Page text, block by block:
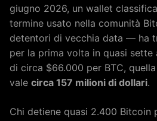
giugno 2026, un wallet
termine usato nella comunità
detentori di vecchia data — ha
per la prima volta in quasi sette
di circa $66.000 per BTC,
vale circa 157 milioni di dollari.
Chi detiene quasi 2.400 Bitcoin